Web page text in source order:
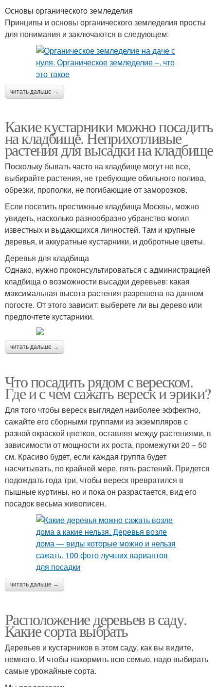
Основы органического земледелия
Принципы и основы органического земледелия просты
для понимания и заключаются в следующем:
читать дальше →
Какие кустарники можно посадить
на кладбище. Неприхотливые
растения для высадки на кладбище
Поскольку бывать часто на кладбище могут не все,
выбирайте растения, не требующие обильного полива,
обрезки, прополки, не погибающие от заморозков.
Если посетить престижные кладбища Москвы, можно
увидеть, насколько разнообразно убранство могил
известных и выдающихся личностей. Там и крупные
деревья, и аккуратные кустарники, и добротные цветы.
Деревья для кладбища
Однако, нужно проконсультироваться с администрацией
кладбища о возможности высадки деревьев: какая
максимальная высота растения разрешена на данном
погосте. От этого зависит: выберете ли вы дерево или
предпочтете кустарники.
читать дальше →
Что посадить рядом с вереском.
Где и с чем сажать вереск и эрики?
Для того чтобы вереск выглядел наиболее эффектно,
сажайте его сборными группами из экземпляров с
разной окраской цветков, оставляя между растениями, в
зависимости от мощности их роста, промежутки 20 – 50
см. Красиво будет, если каждая группа будет
насчитывать, по крайней мере, пять растений. Придется
подождать года три, чтобы вереск превратился в
пышные куртины, но и пока он разрастается, вид его
посадок весьма живописен.
читать дальше →
Расположение деревьев в саду.
Какие сорта выбрать
Деревьев и кустарников в этом саду, как вы видите,
немного. И чтобы накормить всю семью, надо выбирать
самые урожайные сорта.